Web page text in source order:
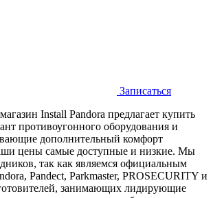
Записаться
Install Pandora предлагает купить
противоугонного оборудования и
дополнительный комфорт
цены самые доступные и низкие. Мы
так как являемся официальным
Pandect, Parkmaster, PROSECURITY и
занимающих лидирующие